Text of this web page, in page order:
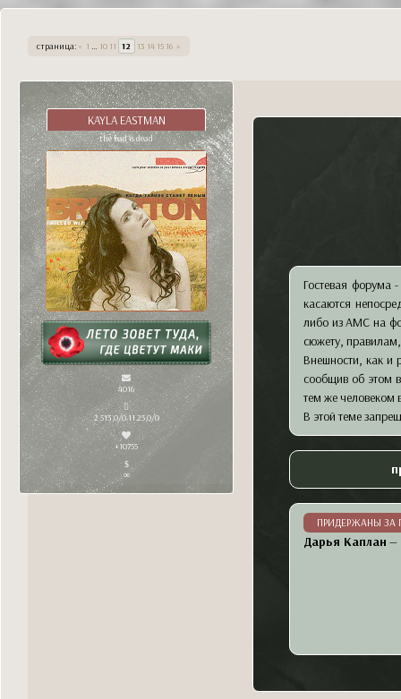
страница: « 1 … 10 11 12 13 14 15 16 »
KAYLA EASTMAN
the bad is dead
4016
2 513,0/0 11.25,0/0
+10755
∞
Гостевая форума
касаются
либо из АМС на
сюжету,
Внешности, как
сообщив об этом
тем же человеком
В этой теме
ПРИДЕРЖАНЫ ЗА
Дарья Каплан —